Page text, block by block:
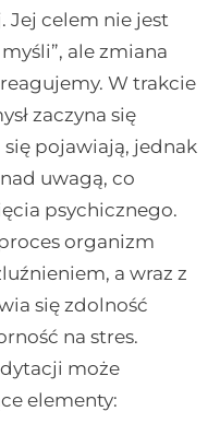
Jej celem nie jest
ale zmiana
W trakcie
zaczyna się
pojawiają, jednak
uwagą, co
psychicznego.
organizm
a wraz z
się zdolność
na stres.
może
elementy: